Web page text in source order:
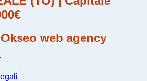
web agency